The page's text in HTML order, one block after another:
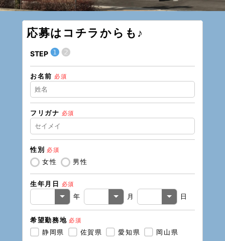
応募はコチラからも♪
STEP ❶❷
お名前 必須
フリガナ 必須
性別 必須
女性 男性
生年月日 必須
年 月 日
希望勤務地 必須
静岡県 佐賀県 愛知県
岡山県